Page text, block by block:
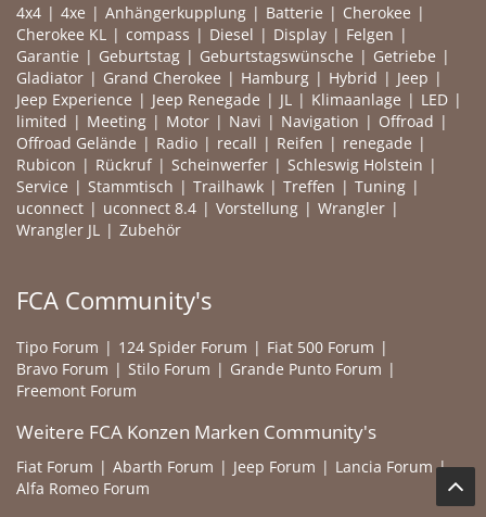
4x4 4xe Anhängerkupplung Batterie
Cherokee
Cherokee KL
compass Diesel Display
Felgen
Garantie
Geburtstag Geburtstagswünsche
Getriebe
Gladiator
Grand Cherokee Hamburg Hybrid
Jeep
Jeep Experience
Jeep Renegade JL Klimaanlage
LED
limited
Meeting Motor Navi Navigation
Offroad
Offroad Gelände
Radio recall Reifen
renegade
Rubicon
Rückruf Scheinwerfer
Schleswig Holstein
Service
Stammtisch Trailhawk Treffen
Tuning
uconnect
uconnect 8.4 Vorstellung
Wrangler
Wrangler JL
Zubehör
FCA Community's
Tipo Forum 124 Spider Forum
Fiat 500 Forum
Bravo Forum
Stilo Forum
Grande Punto Forum
Freemont Forum
Weitere FCA Konzen Marken Community's
Fiat Forum Abarth Forum Jeep Forum
Lancia Forum
Alfa Romeo Forum